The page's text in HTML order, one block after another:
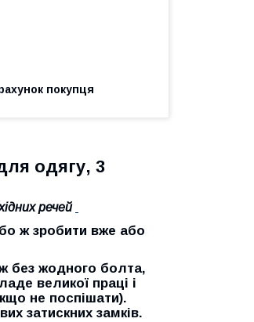
покупця
одягу, 3
речей
ж зробити вже або
ж без жодного болта,
великої праці і
не поспішати).
затискних замків.